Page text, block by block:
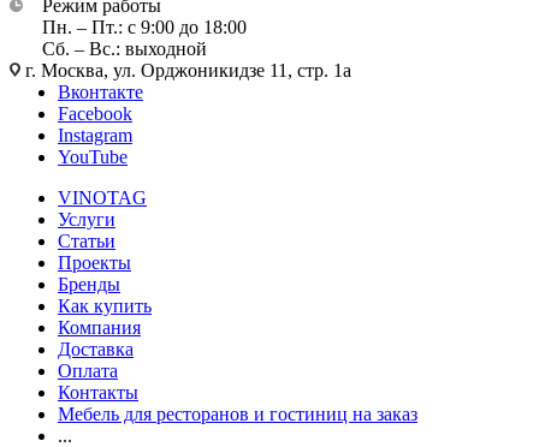
Режим работы
Пн. – Пт.: с 9:00 до 18:00
Сб. – Вс.: выходной
г. Москва, ул. Орджоникидзе 11, стр. 1а
Вконтакте
Facebook
Instagram
YouTube
VINOTAG
Услуги
Статьи
Проекты
Бренды
Как купить
Компания
Доставка
Оплата
Контакты
Мебель для ресторанов и гостиниц на заказ
...